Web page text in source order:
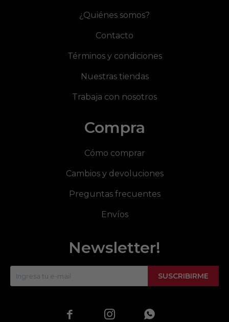
¿Quiénes somos?
Contacto
Términos y condiciones
Nuestras tiendas
Trabaja con nosotros
Compra
Cómo comprar
Cambios y devoluciones
Preguntas frecuentes
Envíos
Newsletter!
SUSCRIBIRME
  